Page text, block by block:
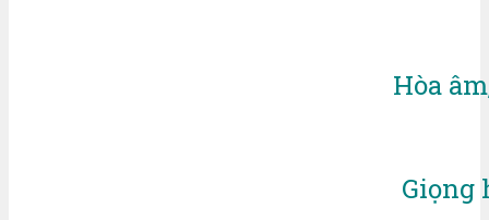
Hòa
Giọng